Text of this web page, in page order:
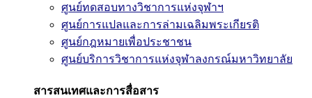
ศูนย์ทดสอบทางวิชาการแห่งจุฬาฯ
ศูนย์การแปลและการล่ามเฉลิมพระเกียรติ
ศูนย์กฎหมายเพื่อประชาชน
ศูนย์บริการวิชาการแห่งจุฬาลงกรณ์มหาวิทยาลัย
สารสนเทศและการสื่อสาร